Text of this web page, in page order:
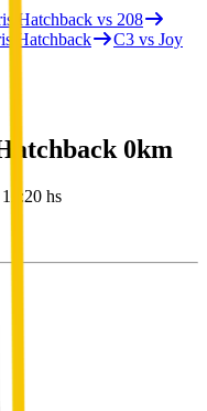
Hatchback vs 208
Hatchback
C3 vs Joy
0km
hs